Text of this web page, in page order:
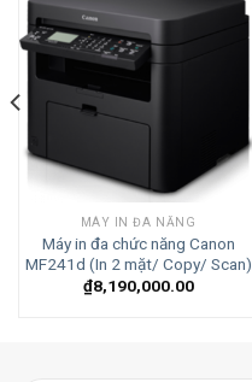
MÁY IN ĐA NĂNG
Máy in đa chức năng Canon
MF241d (In 2 mặt/ Copy/ Scan)
₫8,190,000.00